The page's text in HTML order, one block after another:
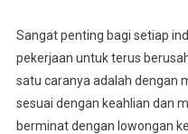
Sangat penting bagi setiap
pekerjaan untuk terus
satu caranya adalah dengan
sesuai dengan keahlian dan
berminat dengan lowongan